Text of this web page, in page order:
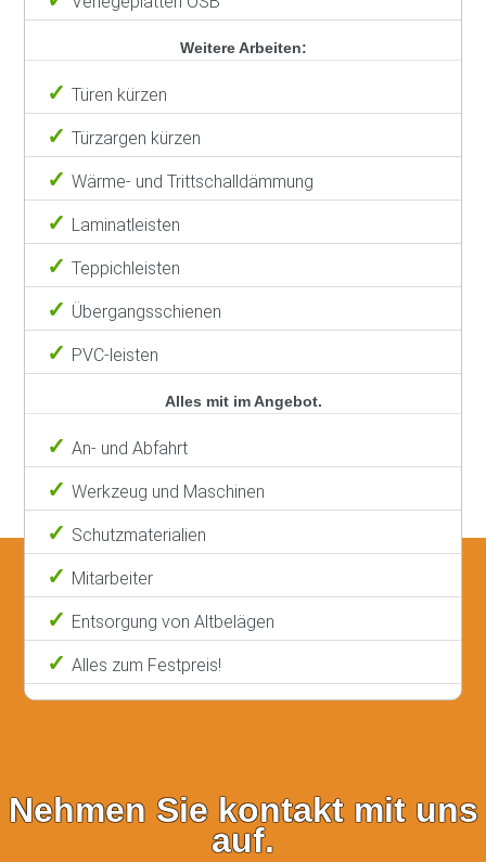
Weitere Arbeiten:
Türen kürzen
Türzargen kürzen
Wärme- und Trittschalldämmung
Laminatleisten
Teppichleisten
Übergangsschienen
PVC-leisten
Alles mit im Angebot.
An- und Abfahrt
Werkzeug und Maschinen
Schutzmaterialien
Mitarbeiter
Entsorgung von Altbelägen
Alles zum Festpreis!
Nehmen Sie kontakt mit uns
auf.